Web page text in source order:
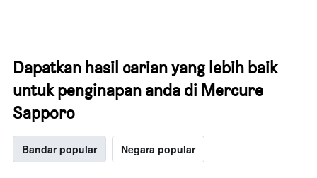
Dapatkan hasil carian yang lebih baik
untuk penginapan anda di Mercure
Sapporo
Bandar popular Negara popular